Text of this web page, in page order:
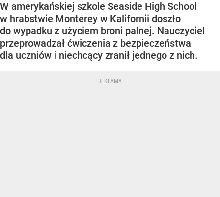
W amerykańskiej szkole Seaside High School
w hrabstwie Monterey w Kalifornii doszło
do wypadku z użyciem broni palnej. Nauczyciel
przeprowadzał ćwiczenia z bezpieczeństwa
dla uczniów i niechcący zranił jednego z nich.